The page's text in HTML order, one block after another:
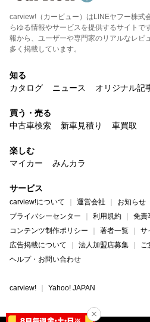
carview!（カービュー）はLINEヤフー株式
らゆる情報やサービスを提供するサイトで
報から、ユーザーや専門家のリアルなレビ
多く掲載しています。
知る
カタログ
ニュース オリジナル記
買う・売る
中古車検索
新車見積り 車買取
楽しむ
マイカー
みんカラ
サービス
carview!について 運営会社 お知らせ
プライバシーセンター
利用規約
免責
コンテンツ制作ポリシー
著者一覧
サ
広告掲載について
法人加盟店募集
ご
ヘルプ・お問い合わせ
carview! Yahoo! JAPAN